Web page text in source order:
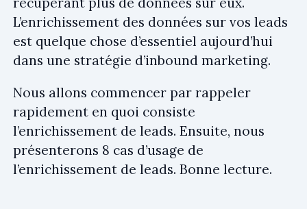
L’enrichissement des données sur vos leads
est quelque chose d’essentiel aujourd’hui
dans une stratégie d’inbound marketing.
Nous allons commencer par rappeler
rapidement en quoi consiste
l’enrichissement de leads. Ensuite, nous
présenterons 8 cas d’usage de
l’enrichissement de leads. Bonne lecture.